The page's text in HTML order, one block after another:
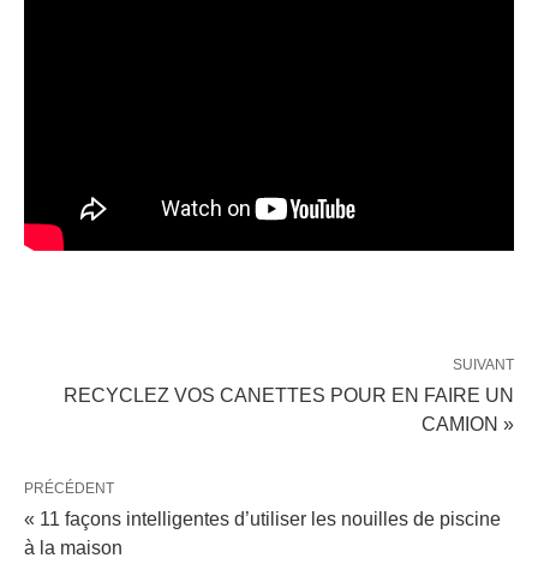
SUIVANT
RECYCLEZ VOS CANETTES POUR EN FAIRE UN
CAMION »
PRÉCÉDENT
« 11 façons intelligentes d’utiliser les nouilles de piscine
à la maison